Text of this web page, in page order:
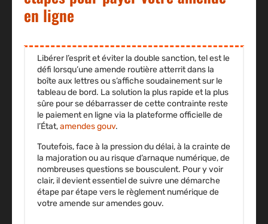
en ligne
Libérer l’esprit et éviter la double sanction, tel est le
défi lorsqu’une amende routière atterrit dans la
boîte aux lettres ou s’affiche soudainement sur le
tableau de bord. La solution la plus rapide et la plus
sûre pour se débarrasser de cette contrainte reste
le paiement en ligne via la plateforme officielle de
l’État,amendes gouv.
Toutefois, face à la pression du délai, à la crainte de
la majoration ou au risque d’arnaque numérique, de
nombreuses questions se bousculent. Pour y voir
clair, il devient essentiel de suivre une démarche
étape par étape vers le règlement numérique de
votre amende sur amendes gouv.